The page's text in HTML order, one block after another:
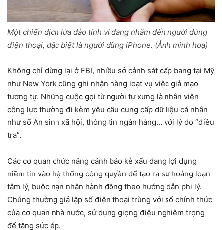
Một chiến dịch lừa đảo tinh vi đang nhắm đến người dùng
điện thoại, đặc biệt là người dùng iPhone. (Ảnh minh hoạ)
Không chỉ dừng lại ở FBI, nhiều sở cảnh sát cấp bang tại Mỹ
như New York cũng ghi nhận hàng loạt vụ việc giả mạo
tương tự. Những cuộc gọi từ người tự xưng là nhân viên
công lực thường đi kèm yêu cầu cung cấp dữ liệu cá nhân
như số An sinh xã hội, thông tin ngân hàng… với lý do “điều
tra”.
Các cơ quan chức năng cảnh báo kẻ xấu đang lợi dụng
niềm tin vào hệ thống công quyền để tạo ra sự hoảng loạn
tâm lý, buộc nạn nhân hành động theo hướng dẫn phi lý.
Chúng thường giả lập số điện thoại trùng với số chính thức
của cơ quan nhà nước, sử dụng giọng điệu nghiêm trọng
để tăng sức ép.